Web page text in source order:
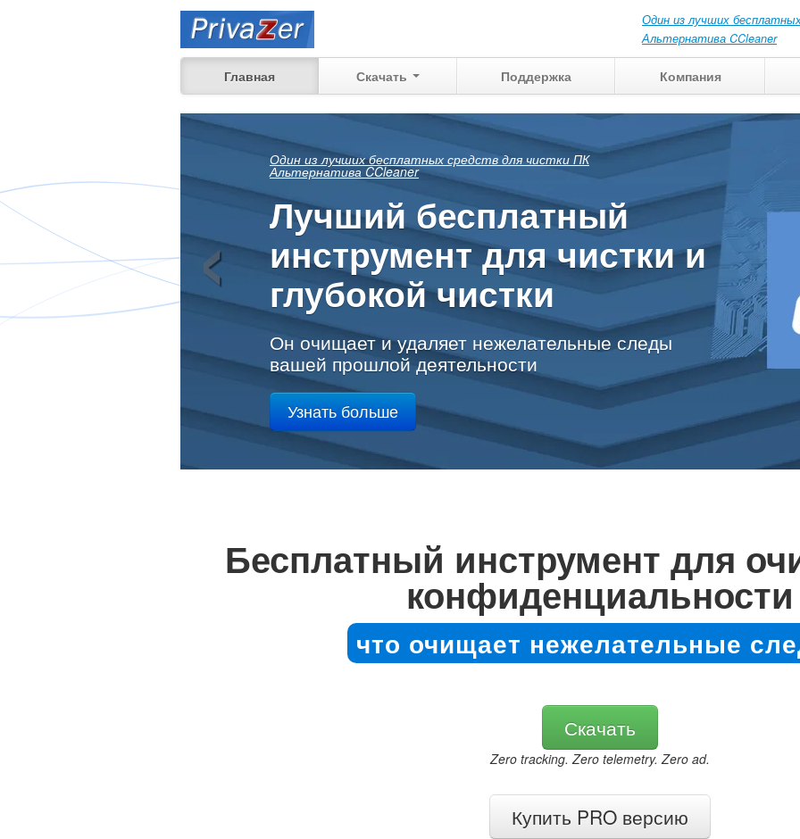
Один из лучших
Альтернатива CCleaner
Главная Скачать Поддержка Компания
Посмотрите, что
еще можно
восстановить
ваших прошлых действий на вашем ПК
дома, на работе
Узнать больше
‹
Бесплатный инструмент для
конфиденциальности
что очищает нежелательные
Скачать
Zero tracking. Zero telemetry. Zero ad.
Купить PRO версию